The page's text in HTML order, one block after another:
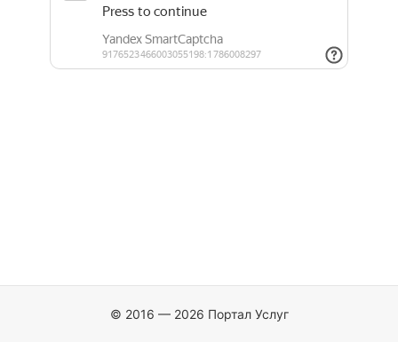
© 2016 — 2026 Портал Услуг